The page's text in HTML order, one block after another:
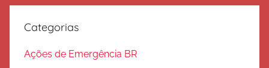
Categorias
Ações de Emergência BR